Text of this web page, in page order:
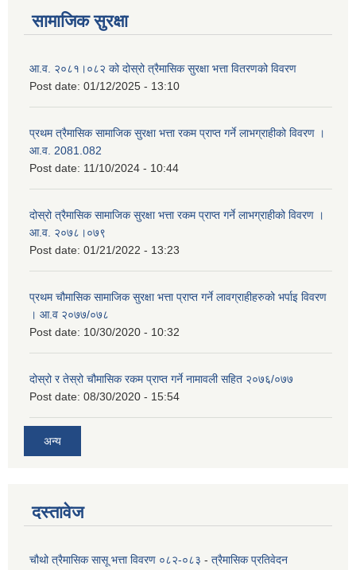
सामाजिक सुरक्षा
आ.व. २०८१।०८२ को दोस्रो त्रैमासिक सुरक्षा भत्ता वितरणको विवरण
Post date: 01/12/2025 - 13:10
प्रथम त्रैमासिक सामाजिक सुरक्षा भत्ता रकम प्राप्त गर्ने लाभग्राहीको विवरण ।
आ.व. 2081.082
Post date: 11/10/2024 - 10:44
दोस्रो त्रैमासिक सामाजिक सुरक्षा भत्ता रकम प्राप्त गर्ने लाभग्राहीको विवरण ।
आ.व. २०७८।०७९
Post date: 01/21/2022 - 13:23
प्रथम चौमासिक सामाजिक सुरक्षा भत्ता प्राप्त गर्ने लावग्राहीहरुको भर्पाइ विवरण
। आ.व २०७७/०७८
Post date: 10/30/2020 - 10:32
दोस्रो र तेस्रो चौमासिक रकम प्राप्त गर्ने नामावली सहित २०७६/०७७
Post date: 08/30/2020 - 15:54
अन्य
दस्तावेज
चौथो त्रैमासिक सासू भत्ता विवरण ०८२-०८३ - त्रैमासिक प्रतिवेदन